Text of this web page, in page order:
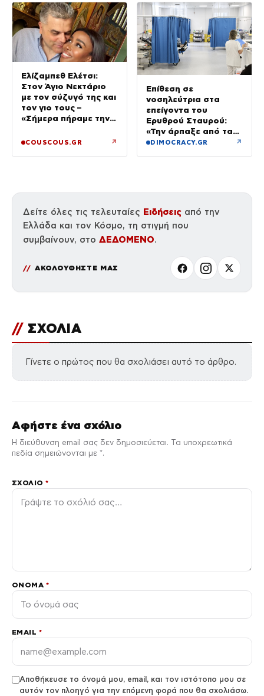
Ελίζαμπεθ Ελέτσι:
Στον Άγιο Νεκτάριο
με τον σύζυγό της και
τον γιο τους –
«Σήμερα πήραμε την
COUSCOUS.GR ↗
Επίθεση σε
νοσηλεύτρια στα
επείγοντα του
Ερυθρού Σταυρού:
«Την άρπαξε από τα
μαλλιά, της κατάφερε
DIMOCRACY.GR ↗
Δείτε όλες τις τελευταίες Ειδήσεις από την
Ελλάδα και τον Κόσμο, τη στιγμή που
συμβαίνουν, στο ΔΕΔΟΜΕΝΟ.
ΑΚΟΛΟΥΘΗΣΤΕ ΜΑΣ
// ΣΧΟΛΙΑ
Γίνετε ο πρώτος που θα σχολιάσει αυτό το άρθρο.
Αφήστε ένα σχόλιο
Η διεύθυνση email σας δεν δημοσιεύεται. Τα υποχρεωτικά
πεδία σημειώνονται με *.
ΣΧΌΛΙΟ*
ΌΝΟΜΑ *
EMAIL *
Αποθήκευσε το όνομά μου, email, και τον ιστότοπο μου σε
αυτόν τον πλοηγό για την επόμενη φορά που θα σχολιάσω.